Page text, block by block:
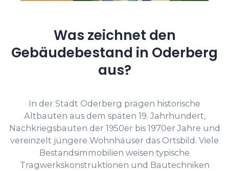
Was zeichnet den
Gebäudebestand in Oderberg
aus?
In der Stadt Oderberg prägen historische
Altbauten aus dem späten 19. Jahrhundert,
Nachkriegsbauten der 1950er bis 1970er Jahre und
vereinzelt jüngere Wohnhäuser das Ortsbild. Viele
Bestandsimmobilien weisen typische
Tragwerkskonstruktionen und Bautechniken